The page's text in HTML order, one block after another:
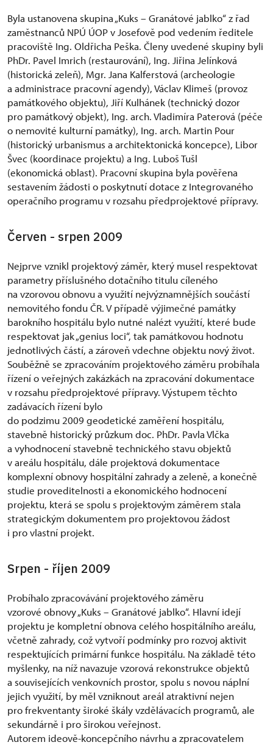
Byla ustanovena skupina „Kuks – Granátové jablko“ z řad
zaměstnanců NPÚ ÚOP v Josefově pod vedením ředitele
pracoviště Ing. Oldřicha Peška. Členy uvedené skupiny byli
PhDr. Pavel Imrich (restaurování), Ing. Jiřina Jelínková
(historická zeleň), Mgr. Jana Kalferstová (archeologie
a administrace pracovní agendy), Václav Klimeš (provoz
památkového objektu), Jiří Kulhánek (technický dozor
pro památkový objekt), Ing. arch. Vladimíra Paterová (péče
o nemovité kulturní památky), Ing. arch. Martin Pour
(historický urbanismus a architektonická koncepce), Libor
Švec (koordinace projektu) a Ing. Luboš Tušl
(ekonomická oblast). Pracovní skupina byla pověřena
sestavením žádosti o poskytnutí dotace z Integrovaného
operačního programu v rozsahu předprojektové přípravy.
Červen - srpen 2009
Nejprve vznikl projektový záměr, který musel respektovat
parametry příslušného dotačního titulu cíleného
na vzorovou obnovu a využití nejvýznamnějších součástí
nemovitého fondu ČR. V případě výjimečné památky
barokního hospitálu bylo nutné nalézt využití, které bude
respektovat jak „genius loci“, tak památkovou hodnotu
jednotlivých částí, a zároveň vdechne objektu nový život.
Souběžně se zpracováním projektového záměru probíhala
řízení o veřejných zakázkách na zpracování dokumentace
v rozsahu předprojektové přípravy. Výstupem těchto
zadávacích řízení bylo
do podzimu 2009 geodetické zaměření hospitálu,
stavebně historický průzkum doc. PhDr. Pavla Vlčka
a vyhodnocení stavebně technického stavu objektů
v areálu hospitálu, dále projektová dokumentace
komplexní obnovy hospitální zahrady a zeleně, a konečně
studie proveditelnosti a ekonomického hodnocení
projektu, která se spolu s projektovým záměrem stala
strategickým dokumentem pro projektovou žádost
i pro vlastní projekt.
Srpen - říjen 2009
Probíhalo zpracovávání projektového záměru
vzorové obnovy „Kuks – Granátové jablko“. Hlavní idejí
projektu je kompletní obnova celého hospitálního areálu,
včetně zahrady, což vytvoří podmínky pro rozvoj aktivit
respektujících primární funkce hospitálu. Na základě této
myšlenky, na níž navazuje vzorová rekonstrukce objektů
a souvisejících venkovních prostor, spolu s novou náplní
jejich využití, by měl vzniknout areál atraktivní nejen
pro frekventanty široké škály vzdělávacích programů, ale
sekundárně i pro širokou veřejnost.
Autorem ideově-koncepčního návrhu a zpracovatelem